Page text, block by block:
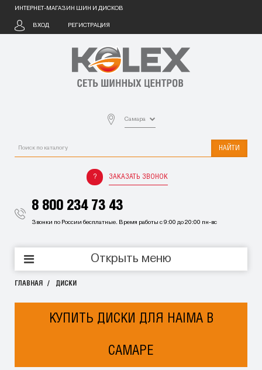
ИНТЕРНЕТ-МАГАЗИН ШИН И ДИСКОВ
ВХОД РЕГИСТРАЦИЯ
Самара
НАЙТИ
ЗАКАЗАТЬ ЗВОНОК
8 800 234 73 43
Звонки по России бесплатные. Время работы с 9:00 до 20:00 пн-вс
Открыть меню
ГЛАВНАЯ ДИСКИ
КУПИТЬ ДИСКИ ДЛЯ HAIMA В
САМАРЕ